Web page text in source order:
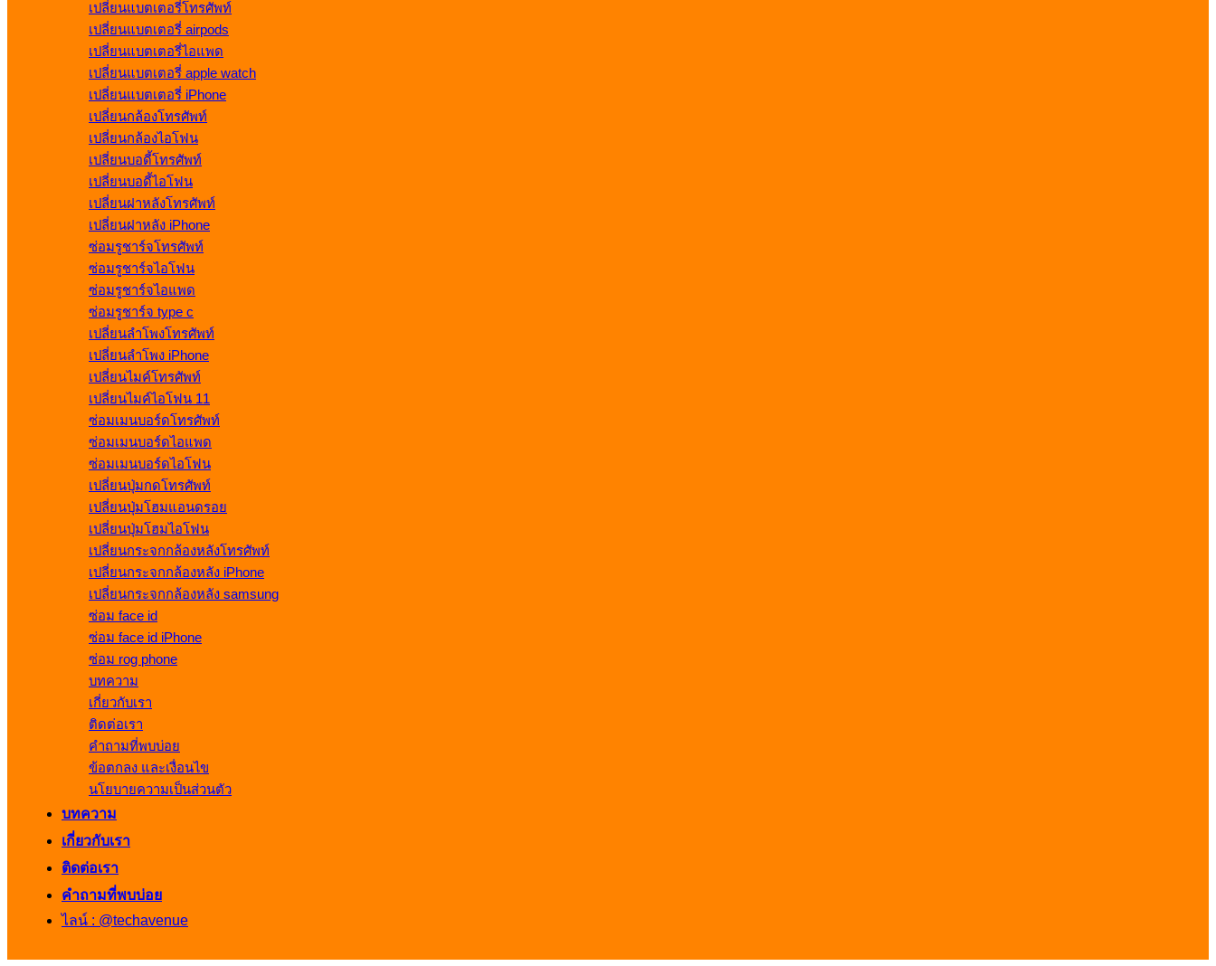
เปลี่ยนแบตเตอรี่โทรศัพท์
เปลี่ยนแบตเตอรี่ airpods
เปลี่ยนแบตเตอรี่ไอแพด
เปลี่ยนแบตเตอรี่ apple watch
เปลี่ยนแบตเตอรี่ iPhone
เปลี่ยนกล้องโทรศัพท์
เปลี่ยนกล้องไอโฟน
เปลี่ยนบอดี้โทรศัพท์
เปลี่ยนบอดี้ไอโฟน
เปลี่ยนฝาหลังโทรศัพท์
เปลี่ยนฝาหลัง iPhone
ซ่อมรูชาร์จโทรศัพท์
ซ่อมรูชาร์จไอโฟน
ซ่อมรูชาร์จไอแพด
ซ่อมรูชาร์จ type c
เปลี่ยนลำโพงโทรศัพท์
เปลี่ยนลำโพง iPhone
เปลี่ยนไมค์โทรศัพท์
เปลี่ยนไมค์ไอโฟน 11
ซ่อมเมนบอร์ดโทรศัพท์
ซ่อมเมนบอร์ดไอแพด
ซ่อมเมนบอร์ดไอโฟน
เปลี่ยนปุ่มกดโทรศัพท์
เปลี่ยนปุ่มโฮมแอนดรอย
เปลี่ยนปุ่มโฮมไอโฟน
เปลี่ยนกระจกกล้องหลังโทรศัพท์
เปลี่ยนกระจกกล้องหลัง iPhone
เปลี่ยนกระจกกล้องหลัง samsung
ซ่อม face id
ซ่อม face id iPhone
ซ่อม rog phone
บทความ
เกี่ยวกับเรา
ติดต่อเรา
คำถามที่พบบ่อย
ข้อตกลง และเงื่อนไข
นโยบายความเป็นส่วนตัว
บทความ
เกี่ยวกับเรา
ติดต่อเรา
คำถามที่พบบ่อย
ไลน์ : @techavenue